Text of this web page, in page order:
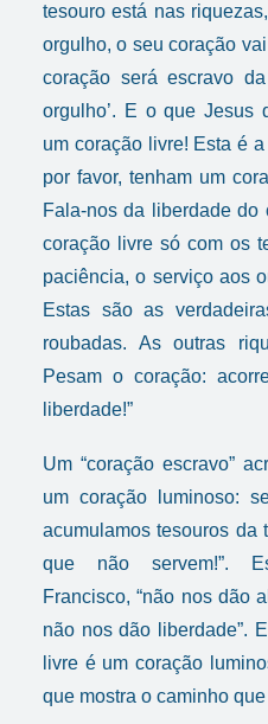
tesouro está nas
orgulho, o seu coração
coração será escravo
orgulho’. E o que Jesus
um coração livre! Esta é
por favor, tenham um
Fala-nos da liberdade
coração livre só com os
paciência, o serviço aos
Estas são as
roubadas. As outras
Pesam o coração:
liberdade!”
Um “coração escravo”
um coração luminoso:
acumulamos tesouros da
que não servem!”.
Francisco, “não nos dão
não nos dão liberdade”.
livre é um coração
que mostra o caminho